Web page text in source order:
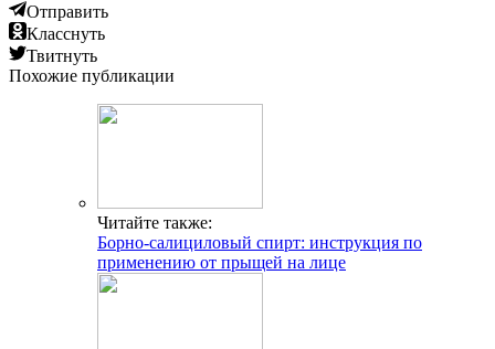
Отправить
Класснуть
Твитнуть
Похожие публикации
Читайте также:
Борно-салициловый спирт: инструкция по
применению от прыщей на лице